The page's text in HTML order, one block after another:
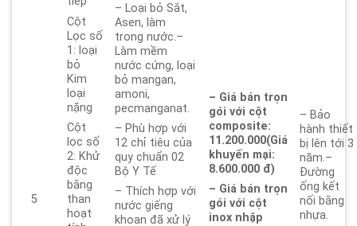
5
Cột
Lọc số
1: loại
bỏ
Kim
loại
nặng
Cột
lọc số
2: Khử
độc
bằng
than
hoạt
– Loại bỏ Sắt,
Asen, làm
trong nước.–
Làm mềm
nước cứng, loại
bỏ mangan,
amoni,
pecmanganat.
– Phù hợp với
12 chỉ tiêu của
quy chuẩn 02
Bộ Y Tế
– Thích hợp với
nước giếng
khoan đã xử lý
– Giá bán trọn
gói với cột
composite:
11.200.000(Giá
khuyến mại:
8.600.000 đ)
– Giá bán trọn
gói với cột
inox nhập
– Bảo
hành thiết
bị lên tới 3
năm.–
Đường
ống kết
nối bằng
nhựa.